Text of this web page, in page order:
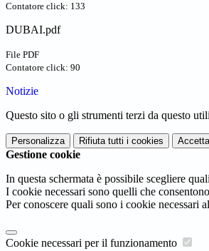
Contatore click: 133
DUBAI.pdf
File PDF
Contatore click: 90
Notizie
Questo sito o gli strumenti terzi da questo
Personalizza Rifiuta tutti i cookies
Gestione cookie
In questa schermata è possibile scegliere
I cookie necessari sono quelli che
Per conoscere quali sono i cookie necessari
Cookie necessari per il funzionamento